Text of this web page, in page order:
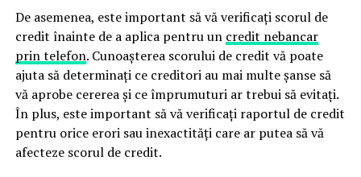
De asemenea, este important să vă verificați scorul de
credit înainte de a aplica pentru un credit nebancar
prin telefon. Cunoașterea scorului de credit vă poate
ajuta să determinați ce creditori au mai multe șanse să
vă aprobe cererea și ce împrumuturi ar trebui să evitați.
În plus, este important să vă verificați raportul de credit
pentru orice erori sau inexactități care ar putea să vă
afecteze scorul de credit.